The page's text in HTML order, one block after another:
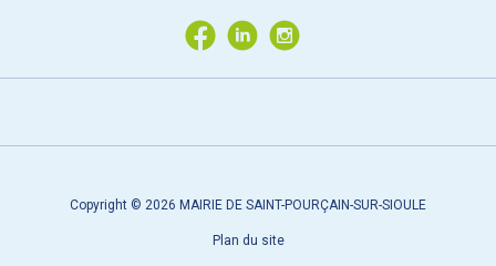
Copyright © 2026 MAIRIE DE SAINT-POURÇAIN-SUR-SIOULE
Plan du site